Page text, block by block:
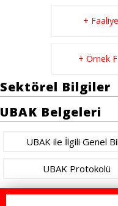
+
+ Örnek
Sektörel Bilgiler
UBAK Belgeleri
UBAK ile İlgili Genel
UBAK Protokolü